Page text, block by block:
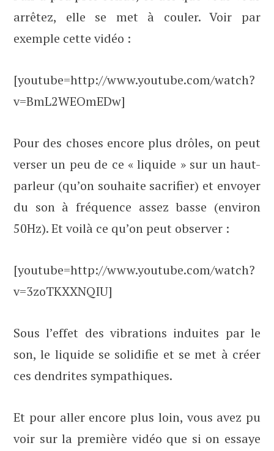
arrêtez, elle se met à couler. Voir par
exemple cette vidéo :
[youtube=http://www.youtube.com/watch?
v=BmL2WEOmEDw]
Pour des choses encore plus drôles, on peut
verser un peu de ce « liquide » sur un haut-
parleur (qu’on souhaite sacrifier) et envoyer
du son à fréquence assez basse (environ
50Hz). Et voilà ce qu’on peut observer :
[youtube=http://www.youtube.com/watch?
v=3zoTKXXNQIU]
Sous l’effet des vibrations induites par le
son, le liquide se solidifie et se met à créer
ces dendrites sympathiques.
Et pour aller encore plus loin, vous avez pu
voir sur la première vidéo que si on essaye